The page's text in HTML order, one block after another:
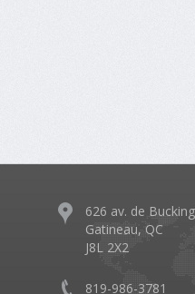
626 av. de
Gatineau, QC
J8L 2X2
819-986-3781